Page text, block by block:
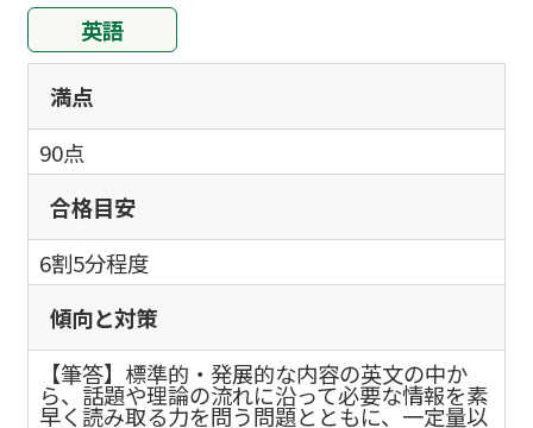
英語
満点
90点
合格目安
6割5分程度
傾向と対策
【筆答】標準的・発展的な内容の英文の中か
ら、話題や理論の流れに沿って必要な情報を素
早く読み取る力を問う問題とともに、一定量以